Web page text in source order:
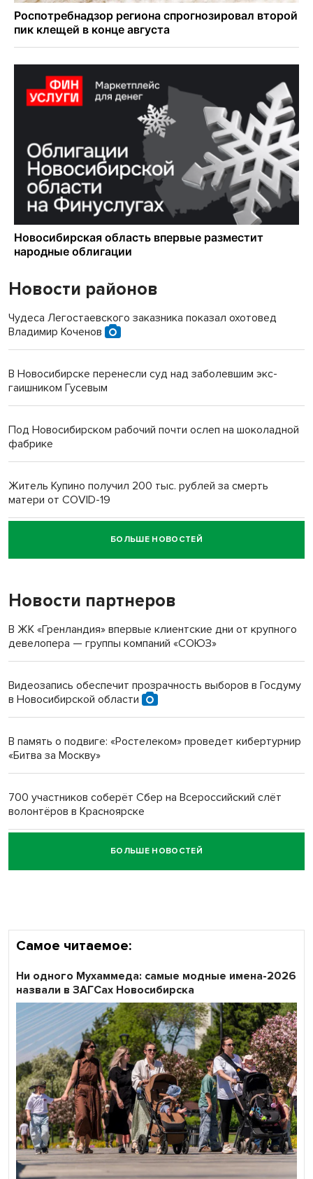
Новости районов
Чудеса Легостаевского заказника показал охотовед
Владимир Коченов
В Новосибирске перенесли суд над заболевшим экс-
гаишником Гусевым
Под Новосибирском рабочий почти ослеп на шоколадной
фабрике
Житель Купино получил 200 тыс. рублей за смерть
матери от COVID-19
Новосибирский суд наказал водителя за смерть
пенсионерки на вокзале
«Мы живём на пастбище!»: в новосибирском селе лошади
терроризируют жителей
Инвалид получил условный срок за избиение врачей
Новосибирский преподаватель с женой вошли в топ-16
Обновлённое отделение ВТБ открылось в Искитиме
БОЛЬШЕ НОВОСТЕЙ
Новости партнеров
В ЖК «Гренландия» впервые клиентские дни от крупного
девелопера — группы компаний «СОЮЗ»
Видеозапись обеспечит прозрачность выборов в Госдуму
в Новосибирской области
В память о подвиге: «Ростелеком» проведет кибертурнир
«Битва за Москву»
700 участников соберёт Сбер на Всероссийский слёт
волонтёров в Красноярске
Честный выбор: видеонаблюдение обеспечит
объективность результатов ЕДГ в Новосибирской
БОЛЬШЕ НОВОСТЕЙ
Самое читаемое:
Ни одного Мухаммеда: самые модные имена-2026
назвали в ЗАГСах Новосибирска